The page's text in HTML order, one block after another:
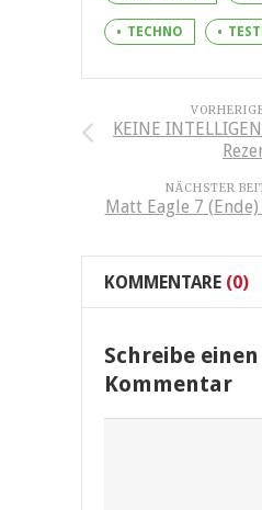
TECHNO
KEINE
NÄCHSTER
Matt Eagle 7 (Ende)
KOMMENTARE (0)
Schreibe einen
Kommentar